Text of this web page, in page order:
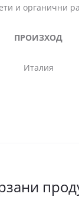
и органични
ПРОИЗХОД
Италия